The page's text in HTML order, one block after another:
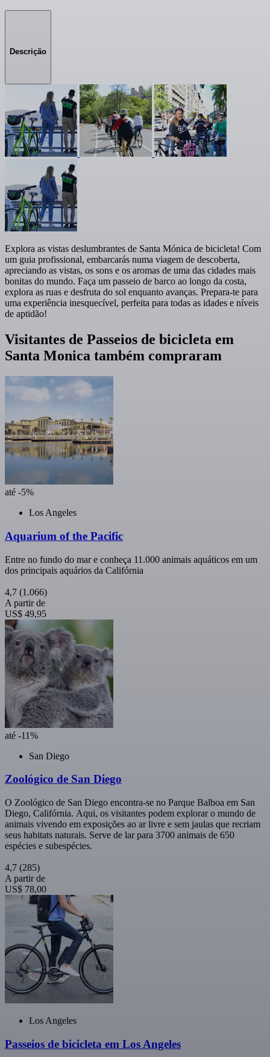
Descrição
Explora as vistas deslumbrantes de Santa Mónica de bicicleta! Com
um guia profissional, embarcarás numa viagem de descoberta,
apreciando as vistas, os sons e os aromas de uma das cidades mais
bonitas do mundo. Faça um passeio de barco ao longo da costa,
explora as ruas e desfruta do sol enquanto avanças. Prepara-te para
uma experiência inesquecível, perfeita para todas as idades e níveis
de aptidão!
Visitantes de Passeios de bicicleta em
Santa Monica também compraram
até -5%
Los Angeles
Aquarium of the Pacific
Entre no fundo do mar e conheça 11.000 animais aquáticos em um
dos principais aquários da Califórnia
4,7 (1.066)
A partir de
US$ 49,95
até -11%
San Diego
Zoológico de San Diego
O Zoológico de San Diego encontra-se no Parque Balboa em San
Diego, Califórnia. Aqui, os visitantes podem explorar o mundo de
animais vivendo em exposições ao ar livre e sem jaulas que recriam
seus habitats naturais. Serve de lar para 3700 animais de 650
espécies e subespécies.
4,7 (285)
A partir de
US$ 78,00
Los Angeles
Passeios de bicicleta em Los Angeles